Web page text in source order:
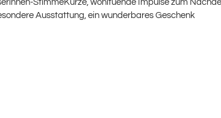
StimmeKurze, wohltuende Impulse zum
Ausstattung, ein wunderbares Geschenk